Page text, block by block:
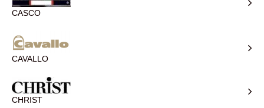
CASCO
CAVALLO
CHRIST